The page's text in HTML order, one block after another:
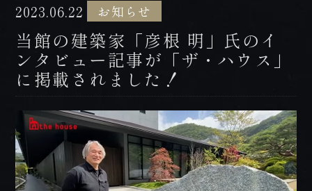
ROOMS
客室
PREMIUM
FLOOR
プレミアムフロア
HOT SPRING
温泉
ACCESS
アクセス
CONTACT
お問合せ
BOOK NOW
ご予約
2023.06.22 お知らせ
当館の建築家「彦根 明」氏のイ
ンタビュー記事が「ザ・ハウス」
に掲載されました！